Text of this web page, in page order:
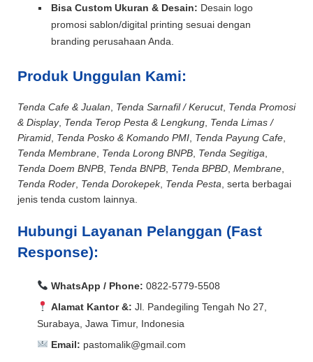
Bisa Custom Ukuran & Desain: Desain logo
promosi sablon/digital printing sesuai dengan
branding perusahaan Anda.
Produk Unggulan Kami:
Tenda Cafe & Jualan Tenda Sarnafil / Kerucut, Tenda Promosi
& Display, Tenda Terop Pesta & Lengkung Tenda Limas /
Piramid Tenda Posko & Komando PMI Tenda Payung Cafe
Tenda Membrane Tenda Lorong BNPB Tenda Segitiga
Tenda Doem BNPB Tenda BNPB Tenda BPBD Membrane
Tenda Roder Tenda Dorokepek, Tenda Pesta , serta berbagai
jenis tenda custom lainnya.
Hubungi Layanan Pelanggan (Fast
Response):
WhatsApp / Phone: 0822-5779-5508
Alamat Kantor &: Jl. Pandegiling Tengah No 27,
Surabaya, Jawa Timur, Indonesia
Email: pastomalik@gmail.com